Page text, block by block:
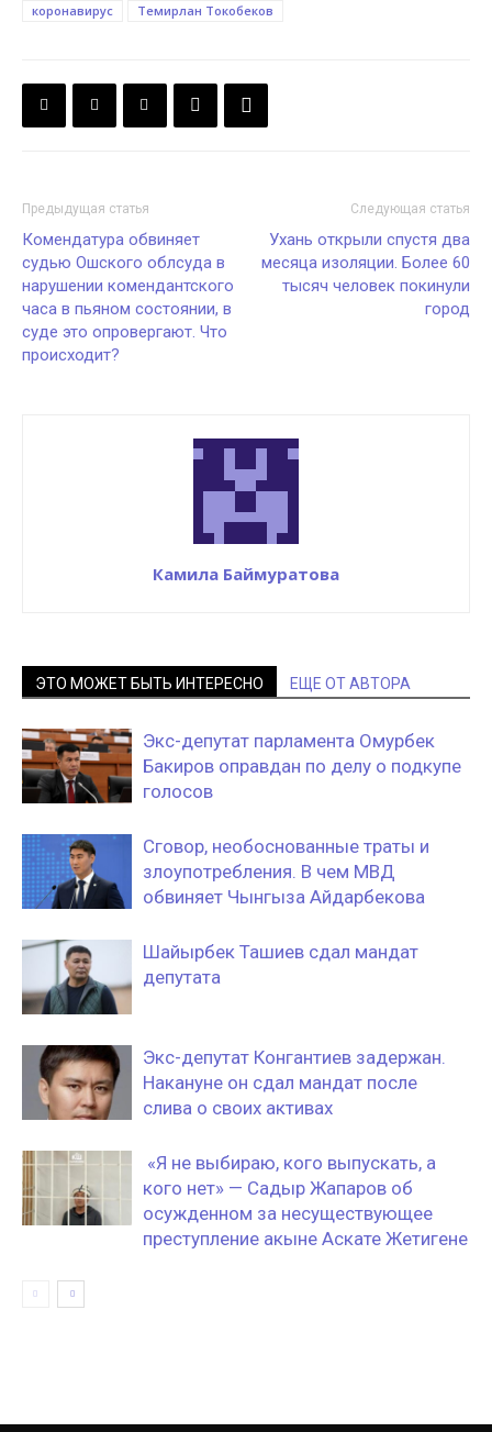
коронавирус
Темирлан Токобеков
Предыдущая статья
Комендатура обвиняет
судью Ошского облсуда в
нарушении комендантского
часа в пьяном состоянии, в
суде это опровергают. Что
происходит?
Следующая статья
Ухань открыли спустя два
месяца изоляции. Более 60
тысяч человек покинули
город
Камила Баймуратова
ЭТО МОЖЕТ БЫТЬ ИНТЕРЕСНО ЕЩЕ ОТ АВТОРА
Экс-депутат парламента Омурбек
Бакиров оправдан по делу о подкупе
голосов
Сговор, необоснованные траты и
злоупотребления. В чем МВД
обвиняет Чынгыза Айдарбекова
Шайырбек Ташиев сдал мандат
депутата
Экс-депутат Конгантиев задержан.
Накануне он сдал мандат после
слива о своих активах
«Я не выбираю, кого выпускать, а
кого нет» — Садыр Жапаров об
осужденном за несуществующее
преступление акыне Аскате Жетигене